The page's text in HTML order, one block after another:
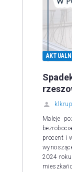
Maleje
procent i
2024